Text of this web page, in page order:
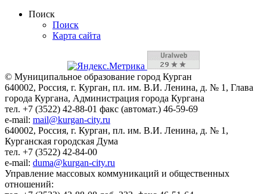
Поиск
Поиск
Карта сайта
© Муниципальное образование город Курган
640002, Россия, г. Курган, пл. им. В.И. Ленина, д. № 1, Глава
города Кургана, Администрация города Кургана
тел. +7 (3522) 42-88-01 факс (автомат.) 46-59-69
e-mail: mail@kurgan-city.ru
640002, Россия, г. Курган, пл. им. В.И. Ленина, д. № 1,
Курганская городская Дума
тел. +7 (3522) 42-84-00
e-mail: duma@kurgan-city.ru
Управление массовых коммуникаций и общественных
отношений: